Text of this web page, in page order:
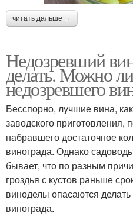
читать дальше →
Недозревший
делать. Можно
недозревшего
Бесспорно, лучшие вина,
заводского приготовления,
набравшего достаточное
винограда. Однако
бывает, что по разным
гроздья с кустов раньше
виноделы опасаются
винограда.